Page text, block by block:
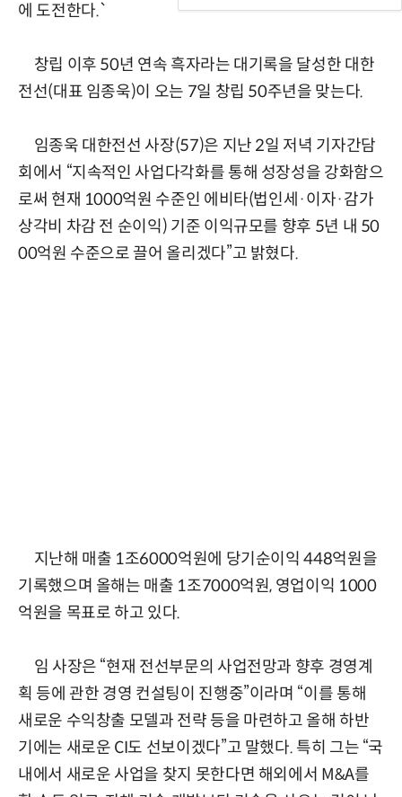
에 도전한다.`
창립 이후 50년 연속 흑자라는 대기록을 달성한 대한
전선(대표 임종욱)이 오는 7일 창립 50주년을 맞는다.
임종욱 대한전선 사장(57)은 지난 2일 저녁 기자간담
회에서 “지속적인 사업다각화를 통해 성장성을 강화함으
로써 현재 1000억원 수준인 에비타(법인세·이자·감가
상각비 차감 전 순이익) 기준 이익규모를 향후 5년 내 50
00억원 수준으로 끌어 올리겠다”고 밝혔다.
지난해 매출 1조6000억원에 당기순이익 448억원을
기록했으며 올해는 매출 1조7000억원, 영업이익 1000
억원을 목표로 하고 있다.
임 사장은 “현재 전선부문의 사업전망과 향후 경영계
획 등에 관한 경영 컨설팅이 진행중”이라며 “이를 통해
새로운 수익창출 모델과 전략 등을 마련하고 올해 하반
기에는 새로운 CI도 선보이겠다”고 말했다. 특히 그는 “국
내에서 새로운 사업을 찾지 못한다면 해외에서 M&A를